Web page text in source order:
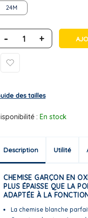
24M
- +
des tailles
: En stock
Description Utilité
CHEMISE GARÇON EN
PLUS ÉPAISSE QUE LA
ADAPTÉE À LA
La chemise blanche